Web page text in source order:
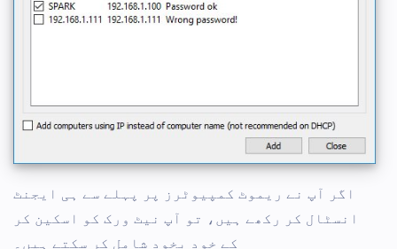
اگر آپ نے ریموٹ کمپیوٹرز پر پہلے سے ہی ایجنٹ
انسٹال کر رکھے ہیں، تو آپ نیٹ ورک کو اسکین کر
کے خود بخود شامل کر سکتے ہیں۔